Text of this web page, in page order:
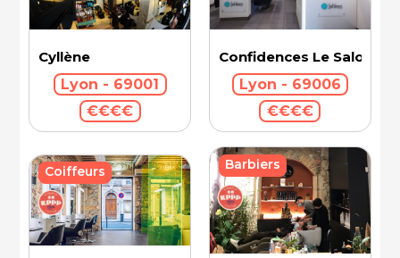
Cyllène
Lyon - 69001
€€€€
Confidences Le Salon -
Lyon - 69006
€€€€
Coiffeurs Barbiers